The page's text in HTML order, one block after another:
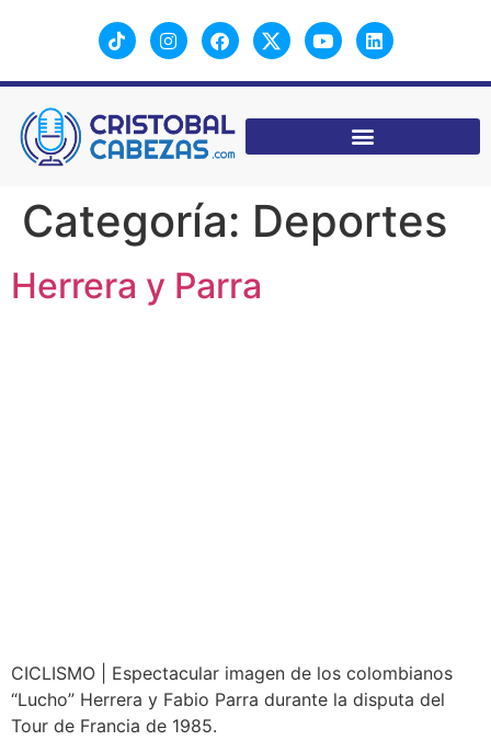
Categoría: Deportes
Herrera y Parra
CICLISMO | Espectacular imagen de los colombianos
“Lucho” Herrera y Fabio Parra durante la disputa del
Tour de Francia de 1985.